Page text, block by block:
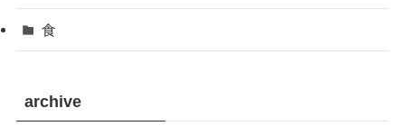
食
archive